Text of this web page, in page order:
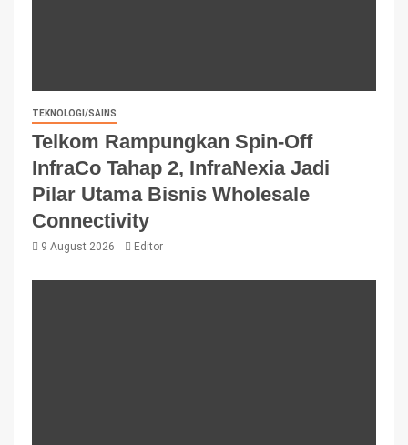
TEKNOLOGI/SAINS
Telkom Rampungkan Spin-Off
InfraCo Tahap 2, InfraNexia Jadi
Pilar Utama Bisnis Wholesale
Connectivity
9 August 2026 Editor